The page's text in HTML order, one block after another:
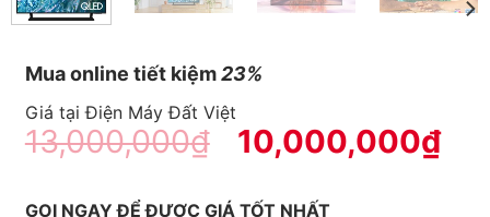
Mua online tiết kiệm23%
Giá tại Điện Máy Đất Việt
13,000,000₫ 10,000,000₫
GỌI NGAY ĐỂ ĐƯỢC GIÁ TỐT NHẤT